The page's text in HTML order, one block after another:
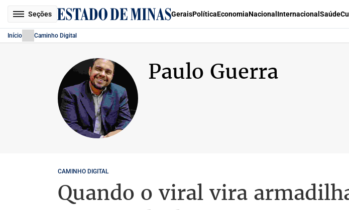
Seções GeraisPolíticaEconomiaNacional Internacional Saúde
Início Caminho Digital
Paulo Guerra
CAMINHO DIGITAL
Quando o viral vira